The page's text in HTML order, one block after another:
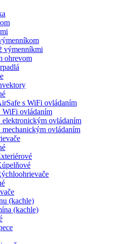
výmenníkmi
ohrevom
s WiFi ovládaním
WiFi ovládaním
elektronickým ovládaním
mechanickým ovládaním
(kachle)
(kachle)